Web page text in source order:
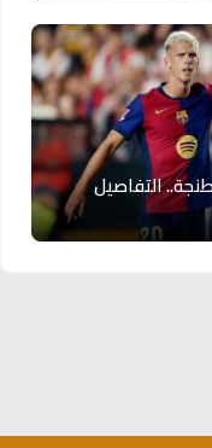
التفاصيل